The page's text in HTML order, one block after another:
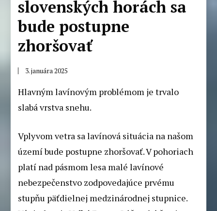
slovenských horách sa
bude postupne
zhoršovať
3. januára 2025
Hlavným lavínovým problémom je trvalo
slabá vrstva snehu.
Vplyvom vetra sa lavínová situácia na našom
území bude postupne zhoršovať. V pohoriach
platí nad pásmom lesa malé lavínové
nebezpečenstvo zodpovedajúce prvému
stupňu päťdielnej medzinárodnej stupnice.